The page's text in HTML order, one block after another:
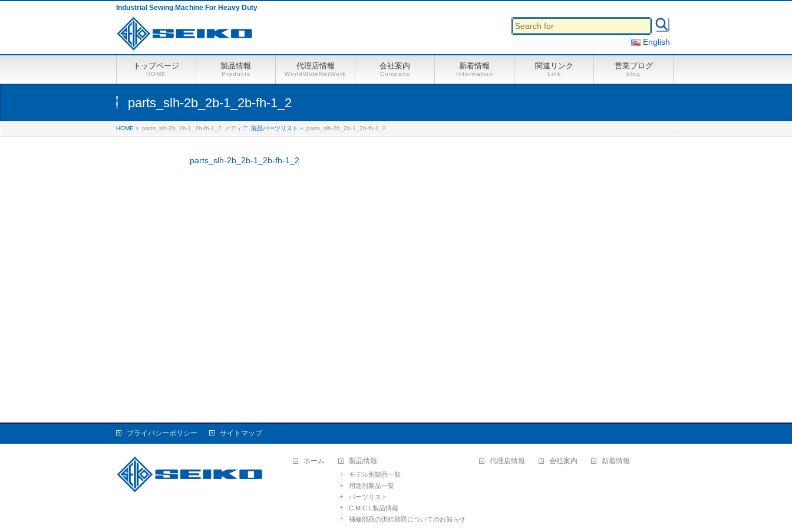
Industrial Sewing Machine For Heavy Duty
English
トップページ
HOME
製品情報
Products
代理店情報
WorldWideNetWork
会社案内
Company
新着情報
Information
関連リンク
Link
営業ブログ
blog
parts_slh-2b_2b-1_2b-fh-1_2
HOME » parts_slh-2b_2b-1_2b-fh-1_2 メディア 製品パーツリスト » parts_slh-2b_2b-1_2b-fh-1_2
parts_slh-2b_2b-1_2b-fh-1_2
プライバシーポリシー サイトマップ
ホーム 製品情報
モデル別製品一覧
用途別製品一覧
パーツリスト
C.M.C.I.製品情報
補修部品の供給期限についてのお知らせ
代理店情報 会社案内 新着情報